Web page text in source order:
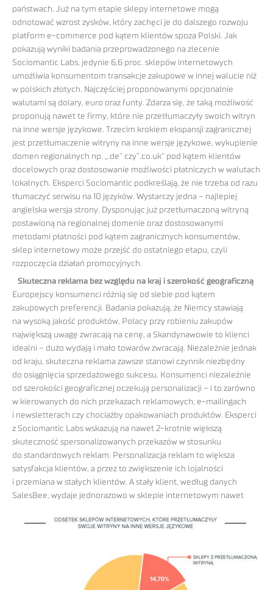
państwach. Już na tym etapie sklepy internetowe mogą
odnotować wzrost zysków, który zachęci je do dalszego rozwoju
platform e-commerce pod kątem klientów spoza Polski. Jak
pokazują wyniki badania przeprowadzonego na zlecenie
Sociomantic Labs, jedynie 6,6 proc. sklepów internetowych
umożliwia konsumentom transakcje zakupowe w innej walucie niż
w polskich złotych. Najczęściej proponowanymi opcjonalnie
walutami są dolary, euro oraz funty. Zdarza się, że taką możliwość
proponują nawet te firmy, które nie przetłumaczyły swoich witryn
na inne wersje językowe. Trzecim krokiem ekspansji zagranicznej
jest przetłumaczenie witryny na inne wersje językowe, wykupienie
domen regionalnych np. „.de” czy”.co.uk” pod kątem klientów
docelowych oraz dostosowanie możliwości płatniczych w walutach
lokalnych. Eksperci Sociomantic podkreślają, że nie trzeba od razu
tłumaczyć serwisu na 10 języków. Wystarczy jedna – najlepiej
angielska wersja strony. Dysponując już przetłumaczoną witryną
postawioną na regionalnej domenie oraz dostosowanymi
metodami płatności pod kątem zagranicznych konsumentów,
sklep internetowy może przejść do ostatniego etapu, czyli
rozpoczęcia działań promocyjnych.
Skuteczna reklama bez względu na kraj i szerokość geograficzną
Europejscy konsumenci różnią się od siebie pod kątem
zakupowych preferencji. Badania pokazują, że Niemcy stawiają
na wysoką jakość produktów, Polacy przy robieniu zakupów
największą uwagę zwracają na cenę, a Skandynawowie to klienci
idealni – dużo wydają i mało towarów zwracają. Niezależnie jednak
od kraju, skuteczna reklama zawsze stanowi czynnik niezbędny
do osiągnięcia sprzedażowego sukcesu. Konsumenci niezależnie
od szerokości geograficznej oczekują personalizacji – i to zarówno
w kierowanych do nich przekazach reklamowych, e-mailingach
i newsletterach czy chociażby opakowaniach produktów. Eksperci
z Sociomantic Labs wskazują na nawet 2-krotnie większą
skuteczność spersonalizowanych przekazów w stosunku
do standardowych reklam. Personalizacja reklam to większa
satysfakcja klientów, a przez to zwiększenie ich lojalności
i przemiana w stałych klientów. A stały klient, według danych
SalesBee, wydaje jednorazowo w sklepie internetowym nawet